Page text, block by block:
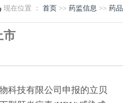
现在位置 ： 首页 >> 药监信息 >> 药品
市
科技有限公司申报的立贝